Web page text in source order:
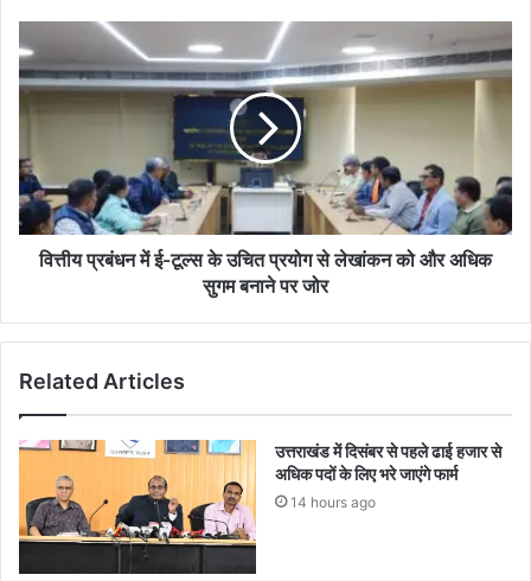
वित्तीय प्रबंधन में ई-टूल्स के उचित प्रयोग से लेखांकन को और अधिक
सुगम बनाने पर जोर
Related Articles
उत्तराखंड में दिसंबर से पहले ढाई हजार से
अधिक पदों के लिए भरे जाएंगे फार्म
14 hours ago